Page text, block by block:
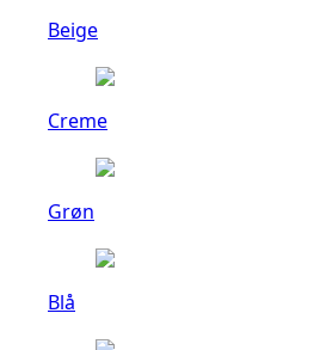
Beige
Creme
Grøn
Blå